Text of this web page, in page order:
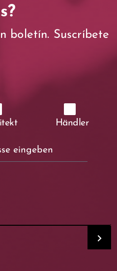
boletín. Suscríbete
Händler